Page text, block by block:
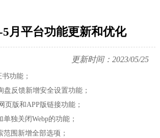
月平台功能更新和优化
更新时间：2023/05/25
功能；
盘反馈新增安全设置功能；
页版和APP版链接功能；
独关闭Webp的功能；
围新增全部选项；